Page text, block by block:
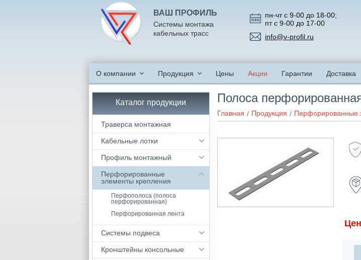
ВАШ ПРОФИЛЬ
Системы монтажа
кабельных трасс
пн-чт с 9-00 до 18-00;
пт с 9-00 до 17-00
info@v-profil.ru
О компании Продукция Цены Акции Гарантии Доставка
Полоса
Главная Продукция Перфорированные
Каталог продукции
Траверса монтажная
Кабельные лотки
Профиль монтажный
Перфорированные
элементы крепления
Перфополоса (полоса
перфорированная)
Перфорированная лента
Системы подвеса
Кронштейны консольные